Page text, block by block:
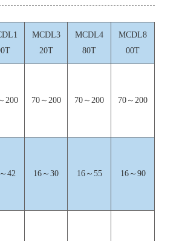
MCDL3
20T
MCDL4
80T
MCDL8
00T
200 70～200 70～200 70～200
42 16～30 16～55 16～90